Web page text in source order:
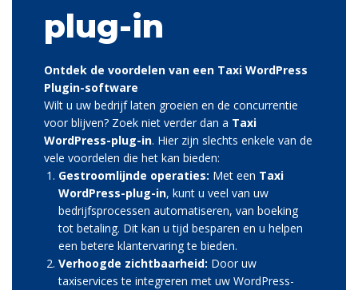
plug-in
Ontdek de voordelen van een Taxi WordPress
Plugin-software
Wilt u uw bedrijf laten groeien en de concurrentie
voor blijven? Zoek niet verder dan a Taxi
WordPress-plug-in. Hier zijn slechts enkele van de
vele voordelen die het kan bieden:
Gestroomlijnde operaties: Met een Taxi
WordPress-plug-in, kunt u veel van uw
bedrijfsprocessen automatiseren, van boeking
tot betaling. Dit kan u tijd besparen en u helpen
een betere klantervaring te bieden.
Verhoogde zichtbaarheid: Door uw
taxiservices te integreren met uw WordPress-